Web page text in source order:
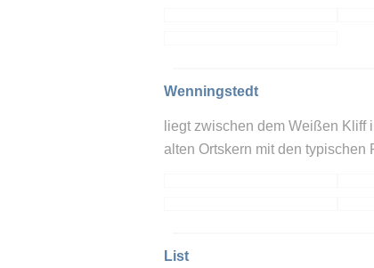
Wenningstedt
liegt zwischen dem Weißen Kliff
alten Ortskern mit den typischen
List